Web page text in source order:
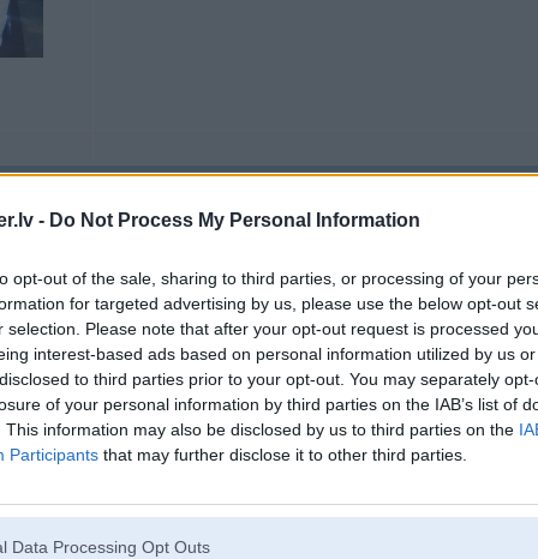
- Do Not Process My Personal Information
opt-out of the sale, sharing to third parties, or processing of your
for targeted advertising by us, please use the below opt-out
selection. Please note that after your opt-out request is processed
interest-based ads based on personal information utilized by us
to third parties prior to your opt-out. You may separately
of your personal information by third parties on the IAB’s list of
This information may also be disclosed by us to third parties on the
Participants that may further disclose it to other third parties.
Data Processing Opt Outs
Es balģeju no tādiem servisiem, kurš tev šonedēļ ir skaidrā?
29. Dec 2003, 12:03
Lapan, tu ar no Jaunjelgavas?